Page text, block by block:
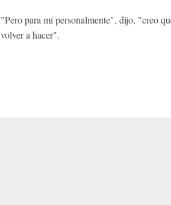
"Pero para mí personalmente", dijo, "creo
volver a hacer".